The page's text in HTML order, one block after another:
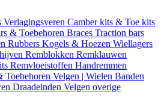
Verlagingsveren Camber kits & Toe kits
& Toebehoren Braces Traction bars
Rubbers Kogels & Hoezen Wiellagers
Remblokken Remklauwen
Remvloeistoffen Handremmen
Toebehoren Velgen | Wielen Banden
Draadeinden Velgen overige